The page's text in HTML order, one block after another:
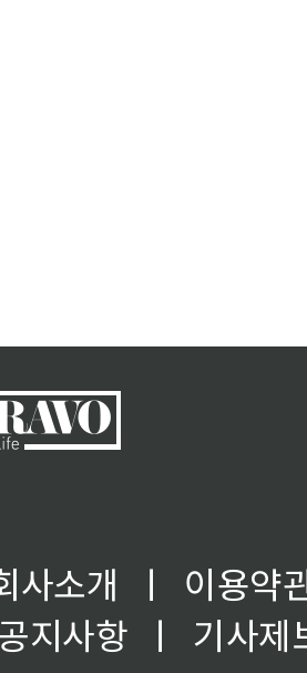
사소개 ㅣ
이용약
지사항
ㅣ
기사제